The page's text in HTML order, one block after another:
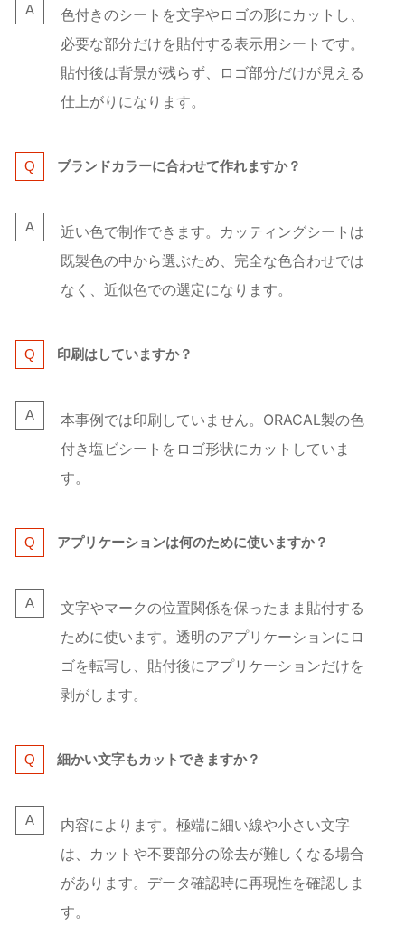
色付きのシートを文字やロゴの形にカットし、
必要な部分だけを貼付する表示用シートです。
貼付後は背景が残らず、ロゴ部分だけが見える
仕上がりになります。
ブランドカラーに合わせて作れますか？
近い色で制作できます。カッティングシートは
既製色の中から選ぶため、完全な色合わせでは
なく、近似色での選定になります。
印刷はしていますか？
本事例では印刷していません。ORACAL製の色
付き塩ビシートをロゴ形状にカットしていま
す。
アプリケーションは何のために使いますか？
文字やマークの位置関係を保ったまま貼付する
ために使います。透明のアプリケーションにロ
ゴを転写し、貼付後にアプリケーションだけを
剥がします。
細かい文字もカットできますか？
内容によります。極端に細い線や小さい文字
は、カットや不要部分の除去が難しくなる場合
があります。データ確認時に再現性を確認しま
す。